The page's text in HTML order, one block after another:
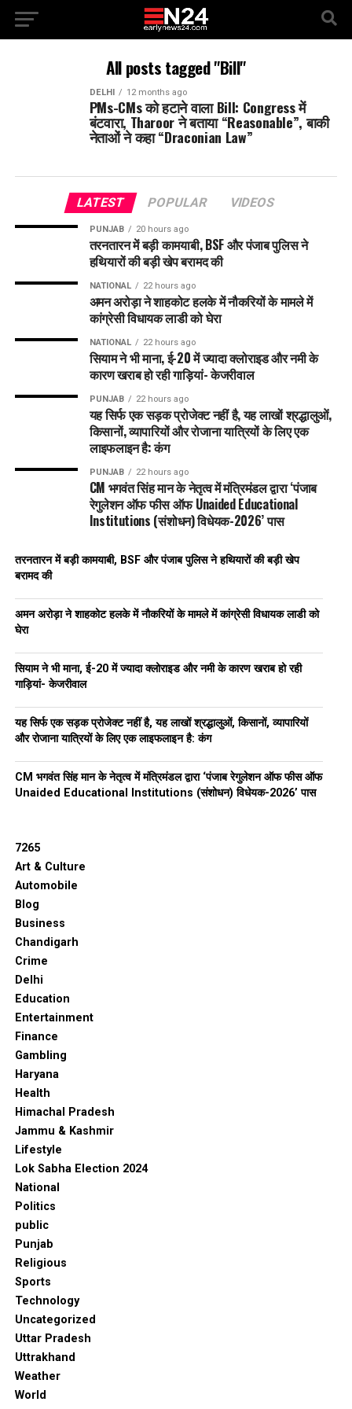
All posts tagged "Bill"
DELHI 12 months ago
PMs-CMs को हटाने वाला Bill: Congress में
बंटवारा, Tharoor ने बताया “Reasonable”, बाकी
नेताओं ने कहा “Draconian Law”
LATEST POPULAR VIDEOS
PUNJAB 20 hours ago
तरनतारन में बड़ी कामयाबी, BSF और पंजाब पुलिस ने
हथियारों की बड़ी खेप बरामद की
NATIONAL 22 hours ago
अमन अरोड़ा ने शाहकोट हलके में नौकरियों के मामले में
कांग्रेसी विधायक लाडी को घेरा
NATIONAL 22 hours ago
सियाम ने भी माना, ई-20 में ज्यादा क्लोराइड और नमी के
कारण खराब हो रही गाड़ियां- केजरीवाल
PUNJAB 22 hours ago
यह सिर्फ एक सड़क प्रोजेक्ट नहीं है, यह लाखों श्रद्धालुओं,
किसानों, व्यापारियों और रोजाना यात्रियों के लिए एक
लाइफलाइन है: कंग
PUNJAB 22 hours ago
CM भगवंत सिंह मान के नेतृत्व में मंत्रिमंडल द्वारा ‘पंजाब
रेगुलेशन ऑफ फीस ऑफ Unaided Educational
Institutions (संशोधन) विधेयक-2026’ पास
तरनतारन में बड़ी कामयाबी, BSF और पंजाब पुलिस ने हथियारों की बड़ी खेप
बरामद की
अमन अरोड़ा ने शाहकोट हलके में नौकरियों के मामले में कांग्रेसी विधायक लाडी को
घेरा
सियाम ने भी माना, ई-20 में ज्यादा क्लोराइड और नमी के कारण खराब हो रही
गाड़ियां- केजरीवाल
यह सिर्फ एक सड़क प्रोजेक्ट नहीं है, यह लाखों श्रद्धालुओं, किसानों, व्यापारियों
और रोजाना यात्रियों के लिए एक लाइफलाइन है: कंग
CM भगवंत सिंह मान के नेतृत्व में मंत्रिमंडल द्वारा ‘पंजाब रेगुलेशन ऑफ फीस ऑफ
Unaided Educational Institutions (संशोधन) विधेयक-2026’ पास
7265
Art & Culture
Automobile
Blog
Business
Chandigarh
Crime
Delhi
Education
Entertainment
Finance
Gambling
Haryana
Health
Himachal Pradesh
Jammu & Kashmir
Lifestyle
Lok Sabha Election 2024
National
Politics
public
Punjab
Religious
Sports
Technology
Uncategorized
Uttar Pradesh
Uttrakhand
Weather
World